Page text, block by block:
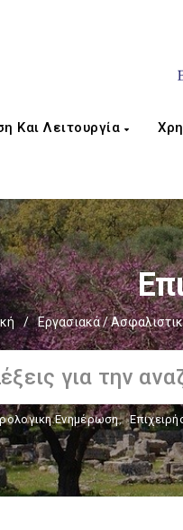
Και Λειτουργία
/ Εργασιακά /
Ενημέρωση,